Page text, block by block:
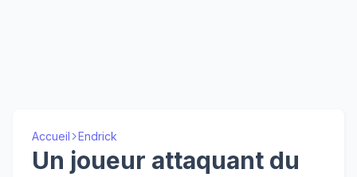
Accueil Endrick
Un joueur attaquant du